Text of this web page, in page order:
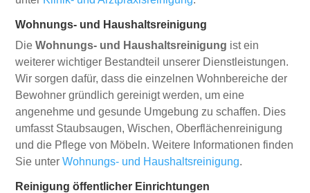
Wohnungs- und Haushaltsreinigung
DieWohnungs- und Haushaltsreinigung ist ein
weiterer wichtiger Bestandteil unserer Dienstleistungen.
Wir sorgen dafür, dass die einzelnen Wohnbereiche der
Bewohner gründlich gereinigt werden, um eine
angenehme und gesunde Umgebung zu schaffen. Dies
umfasst Staubsaugen, Wischen, Oberflächenreinigung
und die Pflege von Möbeln. Weitere Informationen finden
Sie unterWohnungs- und Haushaltsreinigung.
Reinigung öffentlicher Einrichtungen